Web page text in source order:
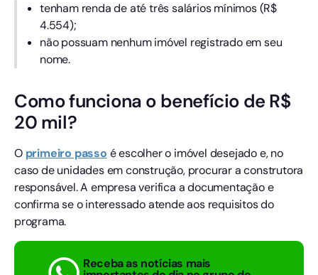
tenham renda de até três salários mínimos (R$
4.554);
não possuam nenhum imóvel registrado em seu
nome.
Como funciona o benefício de R$
20 mil?
O primeiro passo é escolher o imóvel desejado e, no
caso de unidades em construção, procurar a construtora
responsável. A empresa verifica a documentação e
confirma se o interessado atende aos requisitos do
programa.
Receba as notícias mais